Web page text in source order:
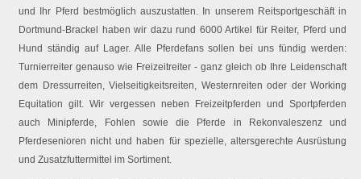
und Ihr Pferd bestmöglich auszustatten. In unserem Reitsportgeschäft in
Dortmund-Brackel haben wir dazu rund 6000 Artikel für Reiter, Pferd und
Hund ständig auf Lager. Alle Pferdefans sollen bei uns fündig werden:
Turnierreiter genauso wie Freizeitreiter - ganz gleich ob Ihre Leidenschaft
dem Dressurreiten, Vielseitigkeitsreiten, Westernreiten oder der Working
Equitation gilt. Wir vergessen neben Freizeitpferden und Sportpferden
auch Minipferde, Fohlen sowie die Pferde in Rekonvaleszenz und
Pferdesenioren nicht und haben für spezielle, altersgerechte Ausrüstung
und Zusatzfuttermittel im Sortiment.